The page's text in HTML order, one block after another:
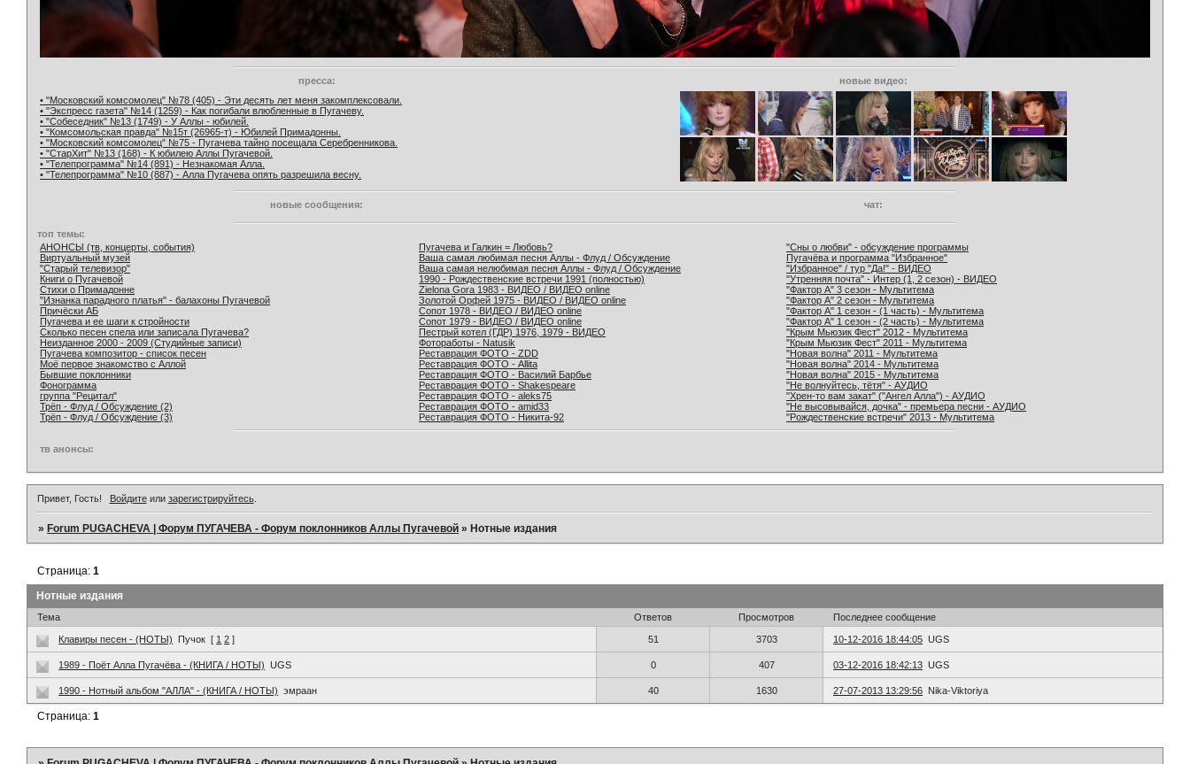
пресса:
новые видео:
• "Московский комсомолец" №78 (405) - Эти десять лет меня закомплексовали.
• "Экспресс газета" №14 (1259) - Как погибали влюбленные в Пугачеву.
• "Собеседник" №13 (1749) - У Аллы - юбилей.
• "Комсомольская правда" №15т (26965-т) - Юбилей Примадонны.
• "Московский комсомолец" №75 - Пугачева тайно посещала Серебренникова.
• "СтарХит" №13 (168) - К юбилею Аллы Пугачевой.
• "Телепрограмма" №14 (891) - Незнакомая Алла.
• "Телепрограмма" №10 (887) - Алла Пугачева опять разрешила весну.
новые сообщения: чат:
топ темы:
АНОНСЫ (тв, концерты, события)
Виртуальный музей
"Старый телевизор"
Книги о Пугачевой
Стихи о Примадонне
"Изнанка парадного платья" - балахоны Пугачевой
Причёски АБ
Пугачева и ее шаги к стройности
Сколько песен спела или записала Пугачева?
Неизданное 2000 - 2009 (Студийные записи)
Пугачева композитор - список песен
Моё первое знакомство с Аллой
Бывшие поклонники
Фонограмма
группа "Рецитал"
Трёп - Флуд / Обсуждение (2)
Трёп - Флуд / Обсуждение (3)
Пугачева и Галкин = Любовь?
Ваша самая любимая песня Аллы - Флуд / Обсуждение
Ваша самая нелюбимая песня Аллы - Флуд / Обсуждение
1990 - Рождественские встречи 1991 (полностью)
Zielona Gora 1983 - ВИДЕО / ВИДЕО online
Золотой Орфей 1975 - ВИДЕО / ВИДЕО online
Сопот 1978 - ВИДЕО / ВИДЕО online
Сопот 1979 - ВИДЕО / ВИДЕО online
Пестрый котел (ГДР) 1976, 1979 - ВИДЕО
Фотоработы - Natusik
Реставрация ФОТО - ZDD
Реставрация ФОТО - Allita
Реставрация ФОТО - Василий Барбье
Реставрация ФОТО - Shakespeare
Реставрация ФОТО - aleks75
Реставрация ФОТО - amid33
Реставрация ФОТО - Никита-92
"Сны о любви" - обсуждение программы
Пугачёва и программа "Избранное"
"Избранное" / тур "Да!" - ВИДЕО
"Утренняя почта" - Интер (1, 2 сезон) - ВИДЕО
"Фактор А" 3 сезон - Мультитема
"Фактор А" 2 сезон - Мультитема
"Фактор А" 1 сезон - (1 часть) - Мультитема
"Фактор А" 1 сезон - (2 часть) - Мультитема
"Крым Мьюзик Фест" 2012 - Мультитема
"Крым Мьюзик Фест" 2011 - Мультитема
"Новая волна" 2011 - Мультитема
"Новая волна" 2014 - Мультитема
"Новая волна" 2015 - Мультитема
"Не волнуйтесь, тётя" - АУДИО
"Хрен-то вам закат" ("Ангел Алла") - АУДИО
"Не высовывайся, дочка" - премьера песни - АУДИО
"Рождественские встречи" 2013 - Мультитема
тв анонсы:
Привет, Гость! Войдитеили зарегистрируйтесь.
»Forum PUGACHEVA | Форум ПУГАЧЕВА - Форум поклонников Аллы Пугачевой »Нотные издания
Нотные издания
Страница:1
Тема Ответов Просмотров Последнее сообщение
Клавиры песен - (НОТЫ) Пучок [ 1 2 ] 51 3703 10-12-2016 18:44:05 UGS
1989 - Поёт Алла Пугачёва - (КНИГА / НОТЫ) UGS 0 407 03-12-2016 18:42:13 UGS
1990 - Нотный альбом "АЛЛА" - (КНИГА / НОТЫ) эмраан 40 1630 27-07-2013 13:29:56 Nika-Viktoriya
Страница:1